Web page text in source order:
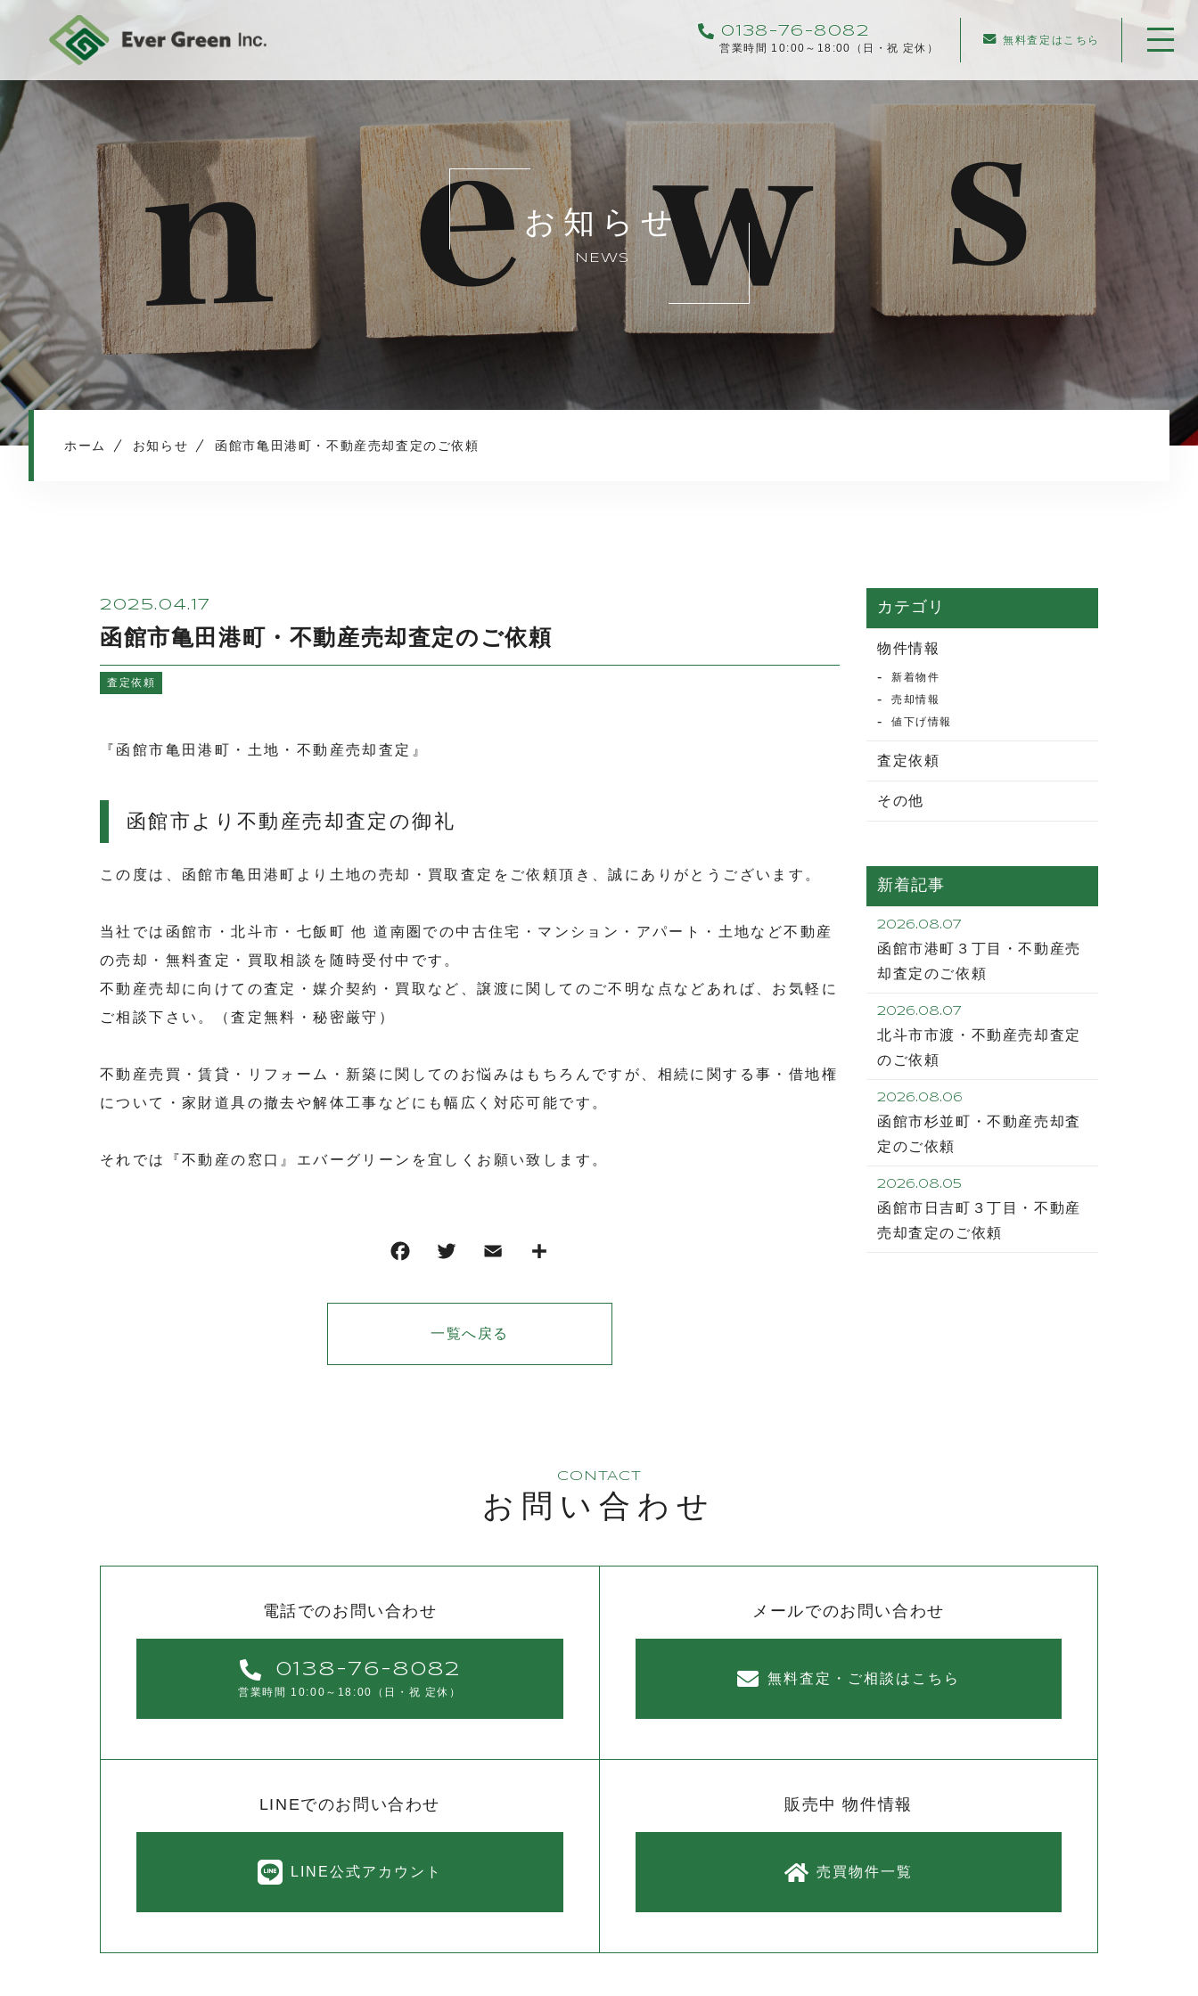
0138-76-8082
営業時間 10:00～18:00（日・祝 定休）
無料査定はこちら
当社について
不動産売却について
仲介売却
業者買取
不動産相続
プライバシーポリシー
お知らせ
NEWS
ホーム お知らせ 函館市亀田港町・不動産売却査定のご依頼
2025.04.17
函館市亀田港町・不動産売却査定のご依頼
査定依頼
『函館市亀田港町・土地・不動産売却査定』
函館市より不動産売却査定の御礼
この度は、函館市亀田港町より土地の売却・買取査定をご依頼頂き、誠にありがとうございます。
当社では函館市・北斗市・七飯町 他 道南圏での中古住宅・マンション・アパート・土地など不動産
の売却・無料査定・買取相談を随時受付中です。
不動産売却に向けての査定・媒介契約・買取など、譲渡に関してのご不明な点などあれば、お気軽に
ご相談下さい。（査定無料・秘密厳守）
不動産売買・賃貸・リフォーム・新築に関してのお悩みはもちろんですが、相続に関する事・借地権
について・家財道具の撤去や解体工事などにも幅広く対応可能です。
それでは『不動産の窓口』エバーグリーンを宜しくお願い致します。
一覧へ戻る
カテゴリ
物件情報
新着物件
売却情報
値下げ情報
査定依頼
その他
新着記事
2026.08.07
函館市港町３丁目・不動産売
却査定のご依頼
2026.08.07
北斗市市渡・不動産売却査定
のご依頼
2026.08.06
函館市杉並町・不動産売却査
定のご依頼
2026.08.05
函館市日吉町３丁目・不動産
売却査定のご依頼
CONTACT
お問い合わせ
電話でのお問い合わせ
0138-76-8082
営業時間 10:00～18:00 （日・祝 定休）
メールでのお問い合わせ
無料査定・ご相談はこちら
LINEでのお問い合わせ
LINE公式アカウント
販売中 物件情報
売買物件一覧